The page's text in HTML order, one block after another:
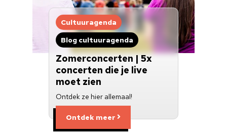
Cultuuragenda
Blog cultuuragenda
Zomerconcerten | 5x
concerten die je live
moet zien
Ontdek ze hier allemaal!
Ontdek meer